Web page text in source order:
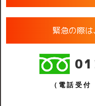
緊急の際は
（電話受